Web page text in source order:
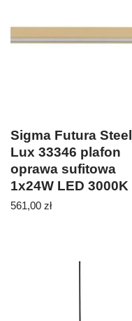
Sigma Futura Steel
Lux 33346 plafon
oprawa sufitowa
1x24W LED 3000K
złoty
561,00 zł